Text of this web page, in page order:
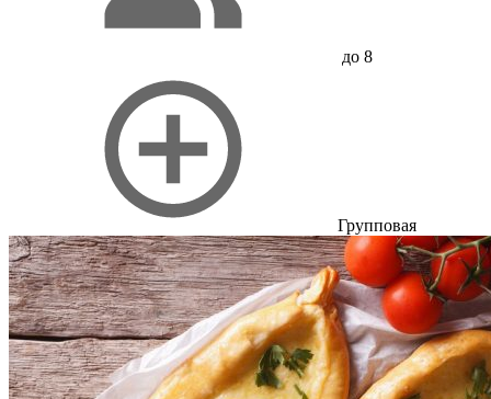
до 8
Групповая